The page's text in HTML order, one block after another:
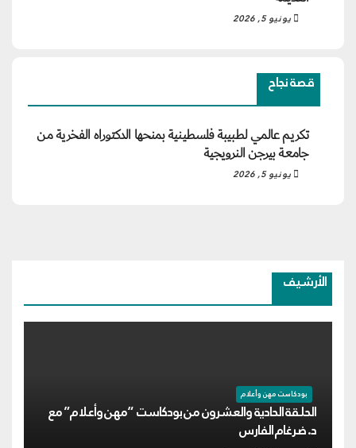
يونيو 5, 2026
قصة نجاح
تكريم عالمي لطبيبة فلسطينية بمنحها الدكتوراه الفخرية من
جامعة بيرجن النرويجية
يونيو 5, 2026
الأرشيف
بودكاست مهن وأعلام
الحلقة الحادية والعشرون من بودكاست “مهن وأعلام” مع
د. ضرغام الفارس